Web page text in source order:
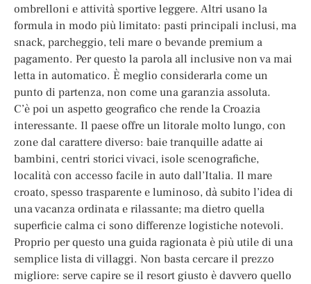
ombrelloni e attività sportive leggere. Altri usano la
formula in modo più limitato: pasti principali inclusi, ma
snack, parcheggio, teli mare o bevande premium a
pagamento. Per questo la parola all inclusive non va mai
letta in automatico. È meglio considerarla come un
punto di partenza, non come una garanzia assoluta.
C’è poi un aspetto geografico che rende la Croazia
interessante. Il paese offre un litorale molto lungo, con
zone dal carattere diverso: baie tranquille adatte ai
bambini, centri storici vivaci, isole scenografiche,
località con accesso facile in auto dall’Italia. Il mare
croato, spesso trasparente e luminoso, dà subito l’idea di
una vacanza ordinata e rilassante; ma dietro quella
superficie calma ci sono differenze logistiche notevoli.
Proprio per questo una guida ragionata è più utile di una
semplice lista di villaggi. Non basta cercare il prezzo
migliore: serve capire se il resort giusto è davvero quello